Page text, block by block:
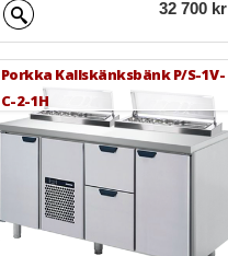
32 700 kr
Porkka Kallskänksbänk P/S-1V-
C-2-1H